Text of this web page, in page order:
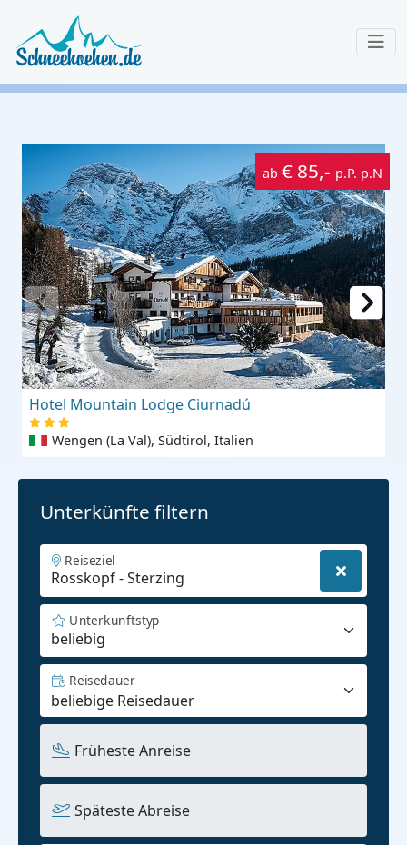
ab € 85,- p.P. p.N
Hotel Mountain Lodge Ciurnadú
Wengen (La Val), Südtirol, Italien
Unterkünfte filtern
Reiseziel
beliebig
Unterkunftstyp
Reisedauer
Früheste Anreise
Späteste Abreise